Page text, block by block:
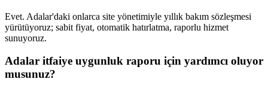
Evet. Adalar'daki onlarca site yönetimiyle yıllık bakım sözleşmesi
yürütüyoruz; sabit fiyat, otomatik hatırlatma, raporlu hizmet
sunuyoruz.
Adalar itfaiye uygunluk raporu için yardımcı oluyor
musunuz?